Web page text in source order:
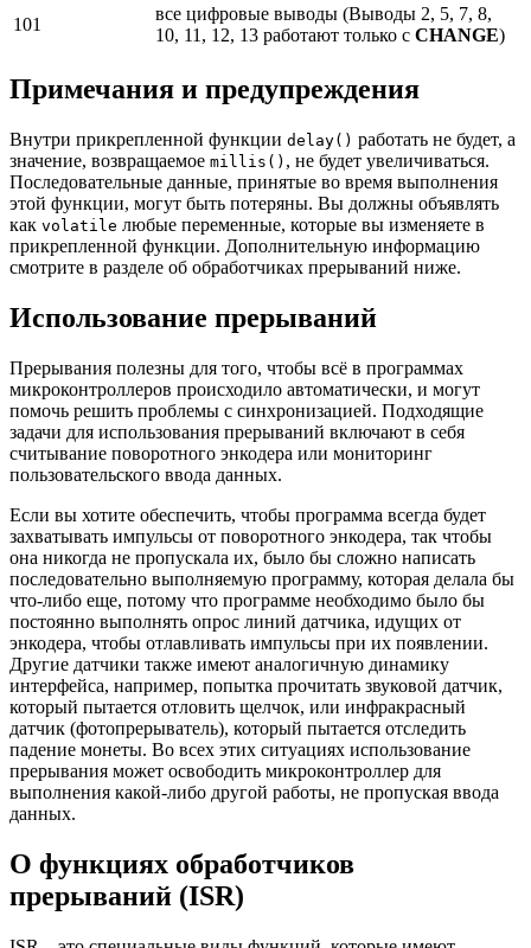
101
все цифровые выводы (Выводы 2, 5, 7, 8,
10, 11, 12, 13 работают только с CHANGE)
Примечания и предупреждения
Внутри прикрепленной функции delay() работать не будет, а
значение, возвращаемое millis() , не будет увеличиваться.
Последовательные данные, принятые во время выполнения
этой функции, могут быть потеряны. Вы должны объявлять
как volatile любые переменные, которые вы изменяете в
прикрепленной функции. Дополнительную информацию
смотрите в разделе об обработчиках прерываний ниже.
Использование прерываний
Прерывания полезны для того, чтобы всё в программах
микроконтроллеров происходило автоматически, и могут
помочь решить проблемы с синхронизацией. Подходящие
задачи для использования прерываний включают в себя
считывание поворотного энкодера или мониторинг
пользовательского ввода данных.
Если вы хотите обеспечить, чтобы программа всегда будет
захватывать импульсы от поворотного энкодера, так чтобы
она никогда не пропускала их, было бы сложно написать
последовательно выполняемую программу, которая делала бы
что-либо еще, потому что программе необходимо было бы
постоянно выполнять опрос линий датчика, идущих от
энкодера, чтобы отлавливать импульсы при их появлении.
Другие датчики также имеют аналогичную динамику
интерфейса, например, попытка прочитать звуковой датчик,
который пытается отловить щелчок, или инфракрасный
датчик (фотопрерыватель), который пытается отследить
падение монеты. Во всех этих ситуациях использование
прерывания может освободить микроконтроллер для
выполнения какой-либо другой работы, не пропуская ввода
данных.
О функциях обработчиков
прерываний (ISR)